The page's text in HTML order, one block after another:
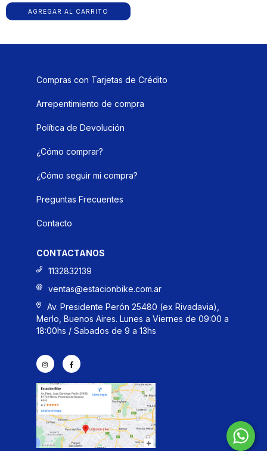
Compras con Tarjetas de Crédito
Arrepentimiento de compra
Política de Devolución
¿Cómo comprar?
¿Cómo seguir mi compra?
Preguntas Frecuentes
Contacto
CONTACTANOS
1132832139
ventas@estacionbike.com.ar
Av. Presidente Perón 25480 (ex Rivadavia),
Merlo, Buenos Aires. Lunes a Viernes de 09:00 a
18:00hs / Sabados de 9 a 13hs